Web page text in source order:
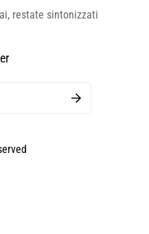
restate sintonizzati